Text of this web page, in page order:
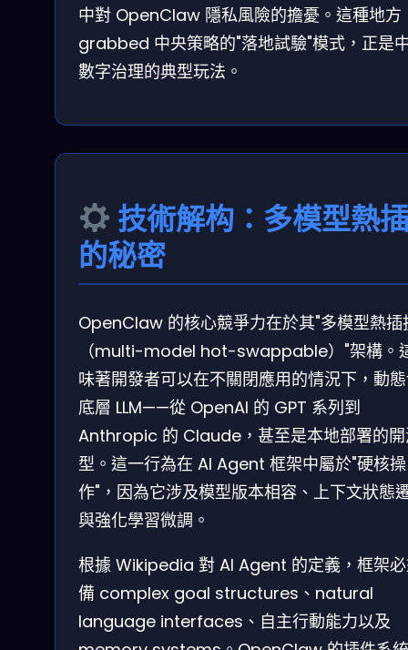
中對 OpenClaw 隱私風險的擔憂。這種地方
grabbed 中央策略的"落地試驗"模式，正是
數字治理的典型玩法。
技術解构：多模型熱
的秘密
OpenClaw 的核心競爭力在於其"多模型熱插
（multi-model hot-swappable）"架構。
味著開發者可以在不關閉應用的情況下，動
底層 LLM——從 OpenAI 的 GPT 系列到
Anthropic 的 Claude，甚至是本地部署的
型。這一行為在 AI Agent 框架中屬於"硬核操
作"，因為它涉及模型版本相容、上下文狀態
與強化學習微調。
根據 Wikipedia 對 AI Agent 的定義，框架
備 complex goal structures、natural
language interfaces、自主行動能力以及